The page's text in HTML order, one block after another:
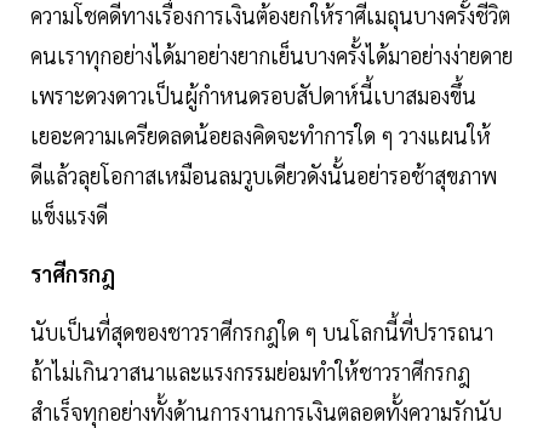
ความโชคดีทางเรื่องการเงินต้องยกให้ราศีเมถุนบางครั้งชีวิต
คนเราทุกอย่างได้มาอย่างยากเย็นบางครั้งได้มาอย่างง่ายดาย
เพราะดวงดาวเป็นผู้กำหนดรอบสัปดาห์นี้เบาสมองขึ้น
เยอะความเครียดลดน้อยลงคิดจะทำการใด ๆ วางแผนให้
ดีแล้วลุยโอกาสเหมือนลมวูบเดียวดังนั้นอย่ารอช้าสุขภาพ
แข็งแรงดี
ราศีกรกฎ
นับเป็นที่สุดของชาวราศีกรกฎใด ๆ บนโลกนี้ที่ปรารถนา
ถ้าไม่เกินวาสนาและแรงกรรมย่อมทำให้ชาวราศีกรกฎ
สำเร็จทุกอย่างทั้งด้านการงานการเงินตลอดทั้งความรักนับ